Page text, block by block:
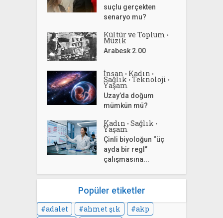
suçlu gerçekten
senaryo mu?
Kültür ve Toplum •
Müzik
Arabesk 2.00
İnsan • Kadın •
Sağlık • Teknoloji •
Yaşam
Uzay’da doğum
mümkün mü?
Kadın • Sağlık •
Yaşam
Çinli biyoloğun “üç
ayda bir regl”
çalışmasına...
Popüler etiketler
adalet ahmet şık
akp